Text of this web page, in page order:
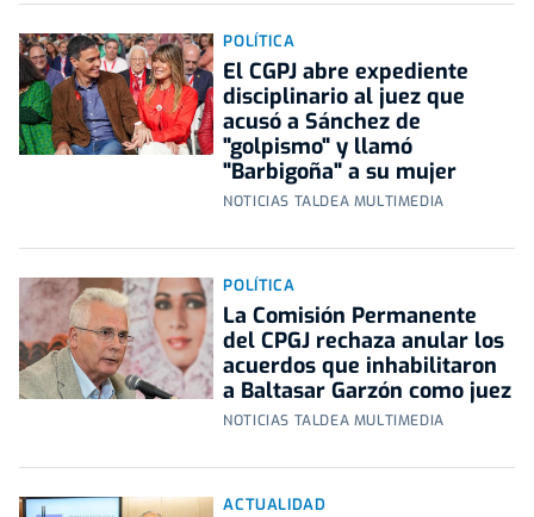
POLÍTICA
El CGPJ abre expediente
disciplinario al juez que
acusó a Sánchez de
"golpismo" y llamó
"Barbigoña" a su mujer
NOTICIAS TALDEA MULTIMEDIA
POLÍTICA
La Comisión Permanente
del CPGJ rechaza anular los
acuerdos que inhabilitaron
a Baltasar Garzón como juez
NOTICIAS TALDEA MULTIMEDIA
ACTUALIDAD